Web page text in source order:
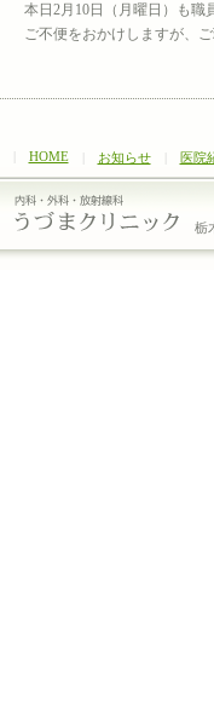
本日2月10日（月曜日）も職
ご不便をおかけしますが、
HOME| お知らせ| 医院
栃